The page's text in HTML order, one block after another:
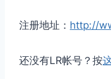
注册地址： http://
还没有LR帐号？按